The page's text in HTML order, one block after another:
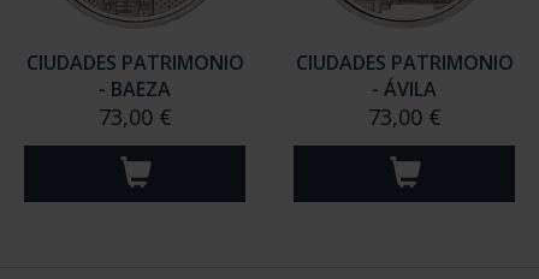
CIUDADES PATRIMONIO
- BAEZA
73,00 €
CIUDADES PATRIMONIO
- ÁVILA
73,00 €